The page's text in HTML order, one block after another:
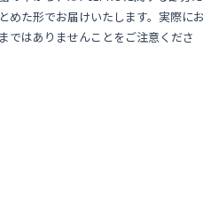
めた形でお届けいたします。実際に
ではありませんことをご注意くださ